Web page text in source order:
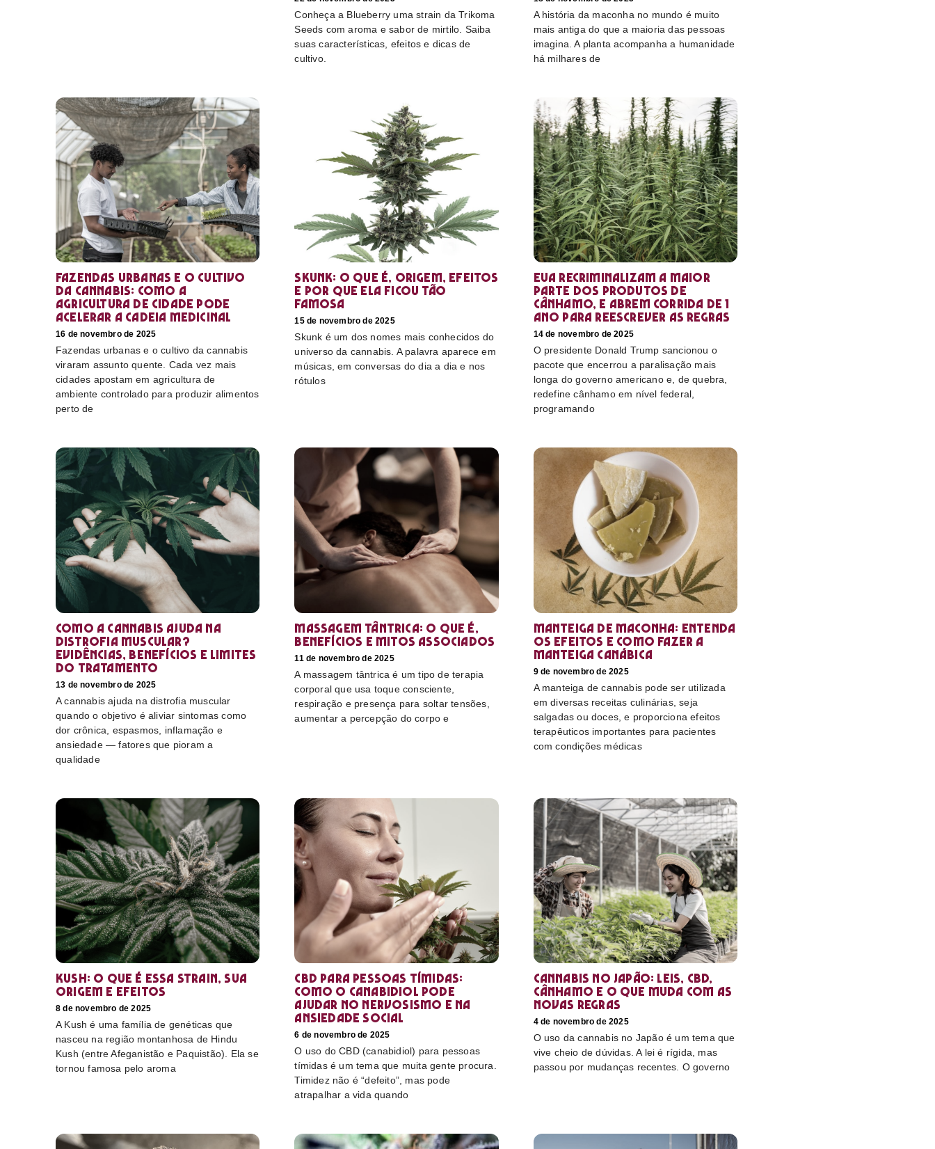
Conheça a Blueberry uma strain da Trikoma
Seeds com aroma e sabor de mirtilo. Saiba
suas características, efeitos e dicas de
cultivo.
A história da maconha no mundo é muito
mais antiga do que a maioria das pessoas
imagina. A planta acompanha a humanidade
há milhares de
Fazendas urbanas e o cultivo
da cannabis: como a
agricultura de cidade pode
acelerar a cadeia medicinal
16 de novembro de 2025
Fazendas urbanas e o cultivo da cannabis
viraram assunto quente. Cada vez mais
cidades apostam em agricultura de
ambiente controlado para produzir alimentos
perto de
Skunk: o que é, origem, efeitos
e por que ela ficou tão
famosa
15 de novembro de 2025
Skunk é um dos nomes mais conhecidos do
universo da cannabis. A palavra aparece em
músicas, em conversas do dia a dia e nos
rótulos
EUA recriminalizam a maior
parte dos produtos de
cânhamo, e abrem corrida de 1
ano para reescrever as regras
14 de novembro de 2025
O presidente Donald Trump sancionou o
pacote que encerrou a paralisação mais
longa do governo americano e, de quebra,
redefine cânhamo em nível federal,
programando
Como a cannabis ajuda na
distrofia muscular?
Evidências, benefícios e limites
do tratamento
13 de novembro de 2025
A cannabis ajuda na distrofia muscular
quando o objetivo é aliviar sintomas como
dor crônica, espasmos, inflamação e
ansiedade — fatores que pioram a
qualidade
Massagem tântrica: o que é,
benefícios e mitos associados
11 de novembro de 2025
A massagem tântrica é um tipo de terapia
corporal que usa toque consciente,
respiração e presença para soltar tensões,
aumentar a percepção do corpo e
Manteiga de maconha: entenda
os efeitos e como fazer a
manteiga canábica
9 de novembro de 2025
A manteiga de cannabis pode ser utilizada
em diversas receitas culinárias, seja
salgadas ou doces, e proporciona efeitos
terapêuticos importantes para pacientes
com condições médicas
Kush: o que é essa strain, sua
origem e efeitos
8 de novembro de 2025
A Kush é uma família de genéticas que
nasceu na região montanhosa de Hindu
Kush (entre Afeganistão e Paquistão). Ela se
tornou famosa pelo aroma
CBD para pessoas tímidas:
como o canabidiol pode
ajudar no nervosismo e na
ansiedade social
6 de novembro de 2025
O uso do CBD (canabidiol) para pessoas
tímidas é um tema que muita gente procura.
Timidez não é “defeito”, mas pode
atrapalhar a vida quando
Cannabis no Japão: leis, CBD,
cânhamo e o que muda com as
novas regras
4 de novembro de 2025
O uso da cannabis no Japão é um tema que
vive cheio de dúvidas. A lei é rígida, mas
passou por mudanças recentes. O governo